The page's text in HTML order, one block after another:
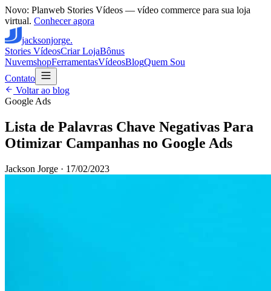
Novo: Planweb Stories Vídeos — vídeo commerce para sua loja
virtual. Conhecer agora
jacksonjorge.
Stories VídeosCriar LojaBônus
NuvemshopFerramentasVídeosBlogQuem Sou
Contato
Voltar ao blog
Google Ads
Lista de Palavras Chave Negativas Para
Otimizar Campanhas no Google Ads
Jackson Jorge · 17/02/2023